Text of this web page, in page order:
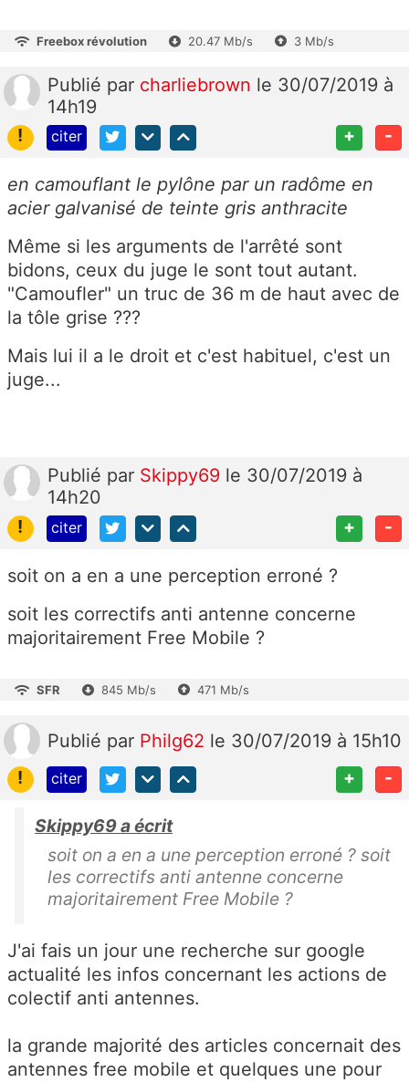
Freebox révolution 20.47 Mb/s 3 Mb/s
Publié par charliebrown le 30/07/2019 à
14h19
!
citer + -
en camouflant le pylône par un radôme en
acier galvanisé de teinte gris anthracite
Même si les arguments de l'arrêté sont
bidons, ceux du juge le sont tout autant.
"Camoufler" un truc de 36 m de haut avec de
la tôle grise ???
Mais lui il a le droit et c'est habituel, c'est un
juge...
Publié par Skippy69 le 30/07/2019 à
14h20
!
citer + -
soit on a en a une perception erroné ?
soit les correctifs anti antenne concerne
majoritairement Free Mobile ?
SFR 845 Mb/s 471 Mb/s
Publié par Philg62 le 30/07/2019 à 15h10
!
citer + -
Skippy69 a écrit
soit on a en a une perception erroné ? soit
les correctifs anti antenne concerne
majoritairement Free Mobile ?
J'ai fais un jour une recherche sur google
actualité les infos concernant les actions de
colectif anti antennes.
la grande majorité des articles concernait des
antennes free mobile et quelques une pour